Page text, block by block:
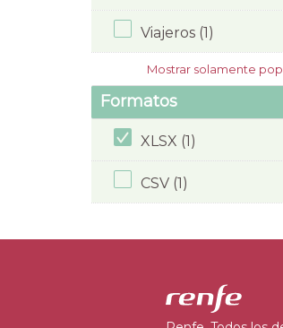
Viajeros (1)
Mostrar solamente
Formatos
XLSX (1)
CSV (1)